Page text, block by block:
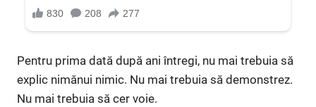
Pentru prima dată după ani întregi, nu mai trebuia să
explic nimănui nimic. Nu mai trebuia să demonstrez.
Nu mai trebuia să cer voie.